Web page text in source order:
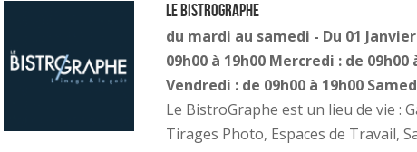
Le BistroGraphe
du mardi au samedi - Du 01
09h00 à 19h00 Mercredi : de 09h00
Vendredi : de 09h00 à 19h00
Le BistroGraphe est un lieu de vie :
Tirages Photo, Espaces de Travail,